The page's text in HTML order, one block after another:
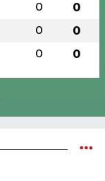
0 0
0 0
0 0